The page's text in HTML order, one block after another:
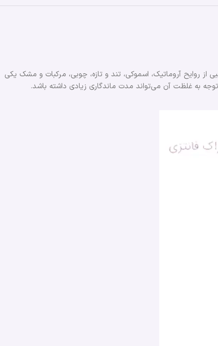
از روایح آروماتیک، اسموکی، تند و تازه، چوبی، مرکبات و مشک یکی
توجه به غلظت آن می‌تواند مدت ماندگاری زیادی داشته باشد.